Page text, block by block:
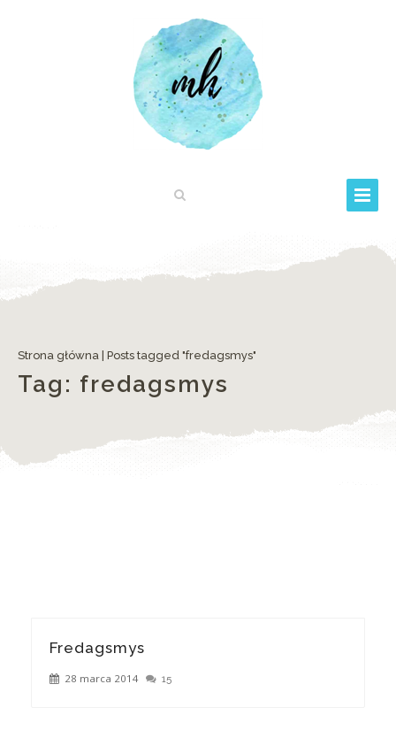
Strona główna Posts tagged "fredagsmys"
Tag: fredagsmys
Fredagsmys
28 marca 2014 15